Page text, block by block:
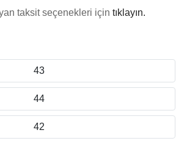
taksit seçenekleri için tıklayın.
43
44
42